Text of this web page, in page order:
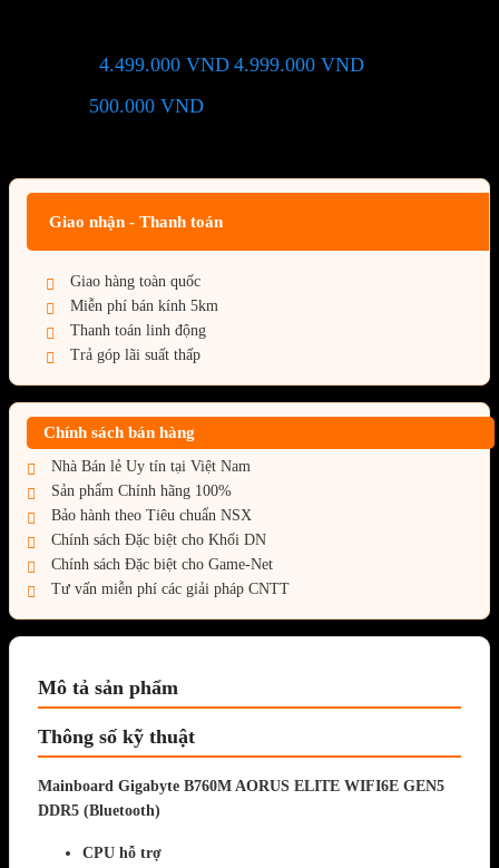
4.499.000 VND 4.999.000 VND
500.000 VND
Giao nhận - Thanh toán
Giao hàng toàn quốc
Miễn phí bán kính 5km
Thanh toán linh động
Trả góp lãi suất thấp
Chính sách bán hàng
Nhà Bán lẻ Uy tín tại Việt Nam
Sản phẩm Chính hãng 100%
Bảo hành theo Tiêu chuẩn NSX
Chính sách Đặc biệt cho Khối DN
Chính sách Đặc biệt cho Game-Net
Tư vấn miễn phí các giải pháp CNTT
Mô tả sản phẩm
Thông số kỹ thuật
Mainboard Gigabyte B760M AORUS ELITE WIFI6E GEN5
DDR5 (Bluetooth)
CPU hỗ trợ